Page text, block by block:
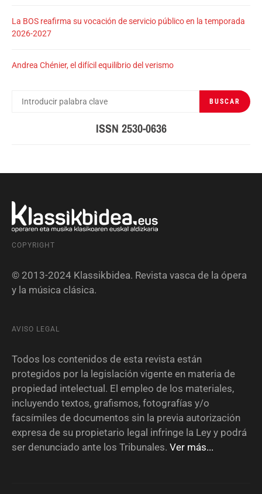
La BOS reafirma su vocación de servicio público en la temporada
2026-2027
Andrea Chénier, el difícil equilibrio del verismo
POR:
BUSCAR
ISSN 2530-0636
COPYRIGHT
© 2013-2024 Klassikbidea. Revista vasca de la ópera
y la música clásica.
AVISO LEGAL
Todos los contenidos de esta revista están
protegidos por la legislación vigente en materia de
propiedad intelectual. El empleo de los materiales,
incluyendo textos, grafismos, fotografías y/o
facsímiles de documentos sin la previa autorización
expresa de su propietario legal infringe la Ley y podrá
ser denunciado ante los Tribunales. Ver más...